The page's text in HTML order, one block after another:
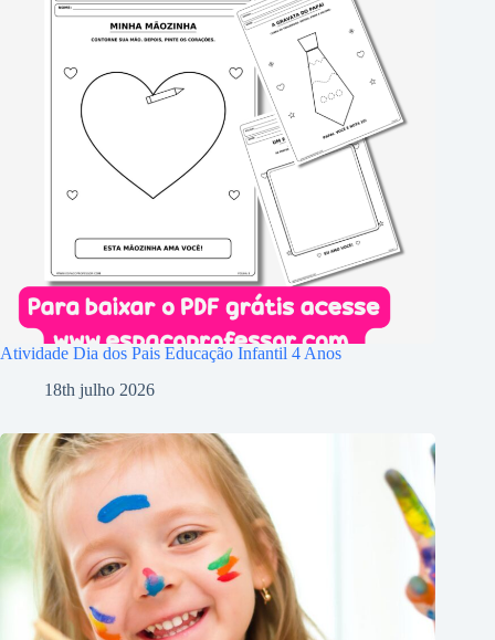
Atividade Dia dos Pais Educação Infantil 4 Anos
18th julho 2026